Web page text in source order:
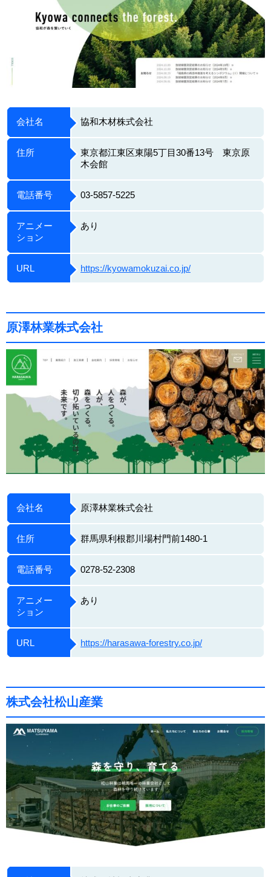
会社名 協和木材株式会社
住所
東京都江東区東陽5丁目30番13号 東京原
木会館
電話番号 03-5857-5225
アニメー
ション
あり
URL https://kyowamokuzai.co.jp/
原澤林業株式会社
会社名 原澤林業株式会社
住所 群馬県利根郡川場村門前1480-1
電話番号 0278-52-2308
アニメー
ション
あり
URL https://harasawa-forestry.co.jp/
株式会社松山産業